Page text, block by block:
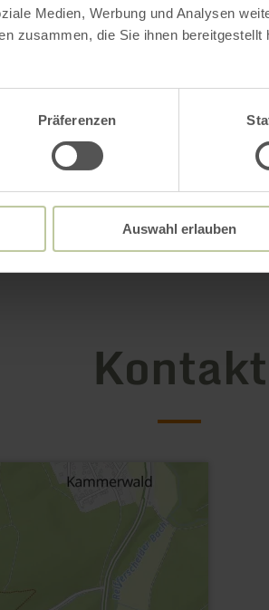
Medien, Werbung und Analysen
zusammen, die Sie ihnen
Präferenzen
Auswahl erlauben
Kontakt